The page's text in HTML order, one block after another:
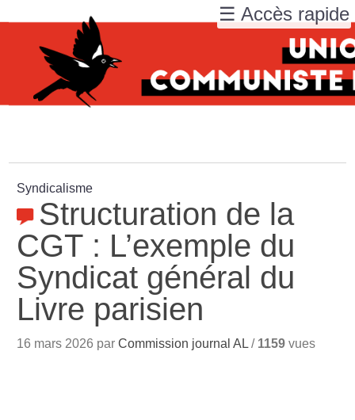
Syndicalisme
Structuration de la
CGT : L’exemple du
Syndicat général du
Livre parisien
16 mars 2026 parCommission journal AL / 1159 vues
☰ Accès rapide